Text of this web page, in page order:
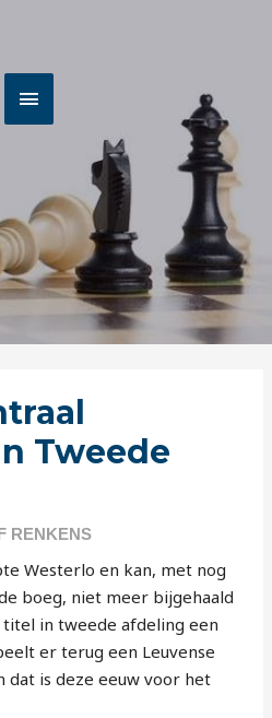
Tweede
RENKENS
Westerlo en kan, met nog
boeg, niet meer bijgehaald
in tweede afdeling een
er terug een Leuvense
dat is deze eeuw voor het